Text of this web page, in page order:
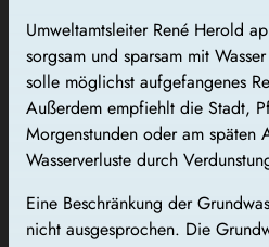
Umweltamtsleiter René Herold
sorgsam und sparsam mit
solle möglichst aufgefangenes
Außerdem empfiehlt die Stadt,
Morgenstunden oder am späten
Wasserverluste durch
Eine Beschränkung der
nicht ausgesprochen. Die